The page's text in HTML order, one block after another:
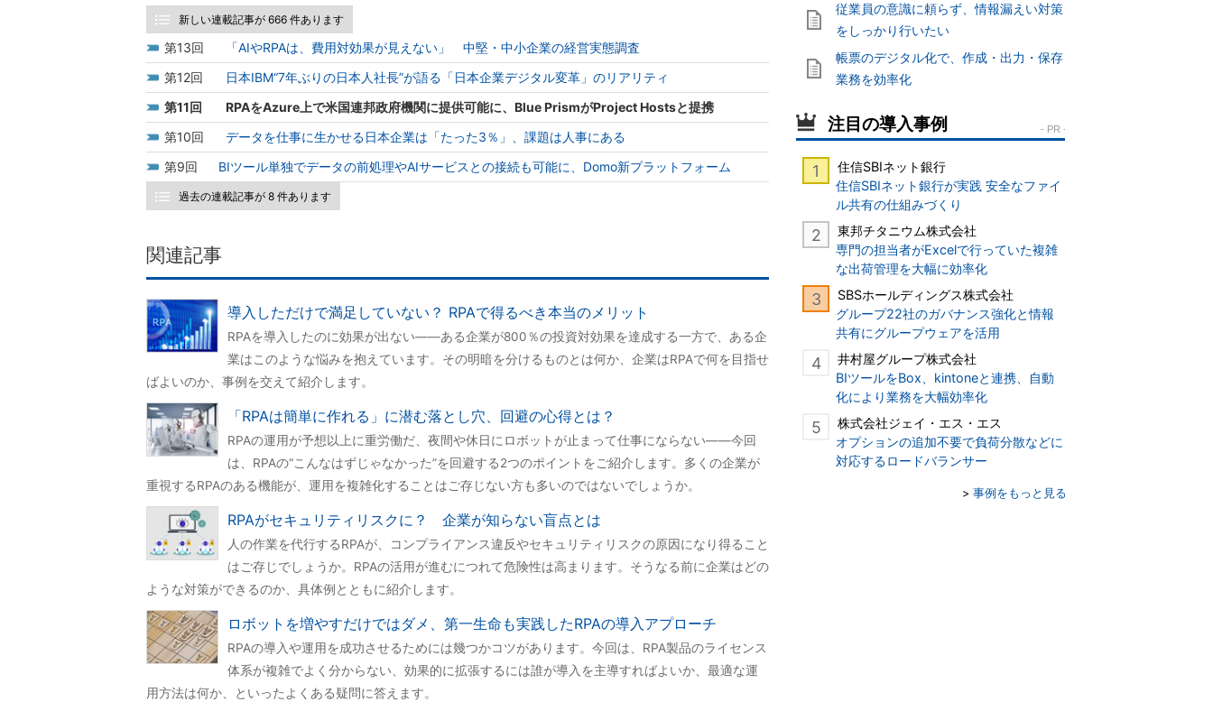
新しい連載記事が 666 件あります
13
「AIやRPAは、費用対効果が見えない」 中堅・中小企業の経営実態調査
12
日本IBM“7年ぶりの日本人社長”が語る「日本企業デジタル変革」のリアリティ
11
RPAをAzure上で米国連邦政府機関に提供可能に、Blue PrismがProject Hostsと提携
10
データを仕事に生かせる日本企業は「たった3％」、課題は人事にある
9
BIツール単独でデータの前処理やAIサービスとの接続も可能に、Domo新プラットフォーム
過去の連載記事が 8 件あります
関連記事
導入しただけで満足していない？ RPAで得るべき本当のメリット
RPAを導入したのに効果が出ない――ある企業が800％の投資対効果を達成する一方で、ある企
業はこのような悩みを抱えています。その明暗を分けるものとは何か、企業はRPAで何を目指せ
ばよいのか、事例を交えて紹介します。
「RPAは簡単に作れる」に潜む落とし穴、回避の心得とは？
RPAの運用が予想以上に重労働だ、夜間や休日にロボットが止まって仕事にならない――今回
は、RPAの“こんなはずじゃなかった”を回避する2つのポイントをご紹介します。多くの企業が
重視するRPAのある機能が、運用を複雑化することはご存じない方も多いのではないでしょうか。
RPAがセキュリティリスクに？ 企業が知らない盲点とは
人の作業を代行するRPAが、コンプライアンス違反やセキュリティリスクの原因になり得ること
はご存じでしょうか。RPAの活用が進むにつれて危険性は高まります。そうなる前に企業はどの
ような対策ができるのか、具体例とともに紹介します。
ロボットを増やすだけではダメ、第一生命も実践したRPAの導入アプローチ
RPAの導入や運用を成功させるためには幾つかコツがあります。今回は、RPA製品のライセンス
体系が複雑でよく分からない、効果的に拡張するには誰が導入を主導すればよいか、最適な運
用方法は何か、といったよくある疑問に答えます。
従業員の意識に頼らず、情報漏えい対策
をしっかり行いたい
帳票のデジタル化で、作成・出力・保存
業務を効率化